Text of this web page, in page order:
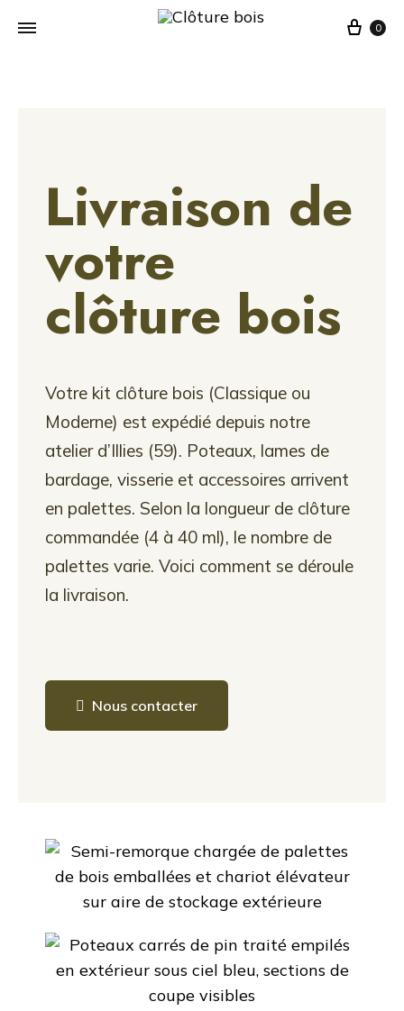
0
Livraison de
votre
clôture bois
Votre kit clôture bois (Classique ou
Moderne) est expédié depuis notre
atelier d’Illies (59). Poteaux, lames de
bardage, visserie et accessoires arrivent
en palettes. Selon la longueur de clôture
commandée (4 à 40 ml), le nombre de
palettes varie. Voici comment se déroule
la livraison.
Nous contacter